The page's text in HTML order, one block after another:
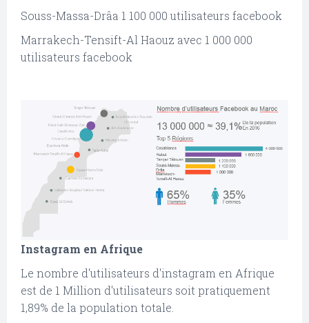
Souss-Massa-Drâa 1 100 000 utilisateurs facebook
Marrakech-Tensift-Al Haouz avec 1 000 000
utilisateurs facebook
Instagram en Afrique
Le nombre d'utilisateurs d'instagram en Afrique
est de 1 Million d'utilisateurs soit pratiquement
1,89% de la population totale.